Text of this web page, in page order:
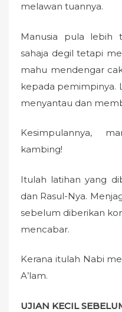
melawan tuannya.
Manusia pula lebih
sahaja degil tetapi
mahu mendengar
kepada pemimpinya.
menyantau dan
Kesimpulannya,
kambing!
Itulah latihan yang
dan Rasul-Nya.
sebelum diberikan
mencabar.
Kerana itulah Nabi
A’lam.
UJIAN KECIL